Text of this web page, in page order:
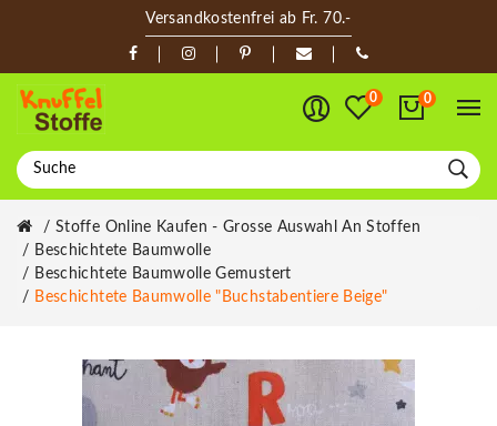
Versandkostenfrei ab Fr. 70.-
0 0
Stoffe Online Kaufen - Grosse Auswahl An Stoffen
Beschichtete Baumwolle
Beschichtete Baumwolle Gemustert
Beschichtete Baumwolle "Buchstabentiere Beige"